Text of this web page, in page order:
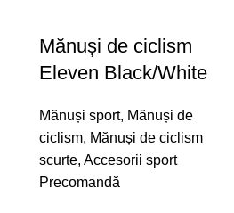
Mănuși de ciclism
Eleven Black/White
Mănuși sport, Mănuși de
ciclism, Mănuși de ciclism
scurte, Accesorii sport
Precomandă